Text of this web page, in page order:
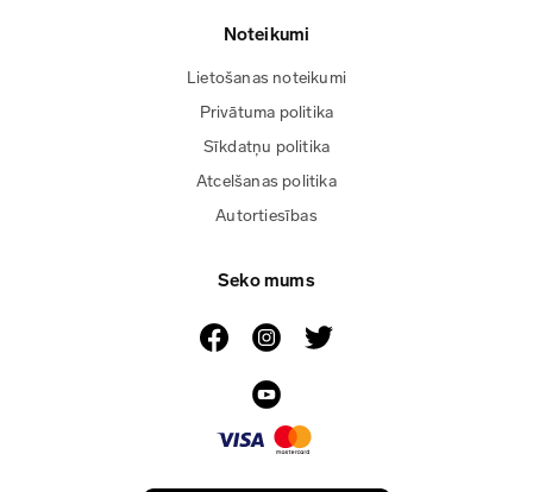
Noteikumi
Lietošanas noteikumi
Privātuma politika
Sīkdatņu politika
Atcelšanas politika
Autortiesības
Seko mums